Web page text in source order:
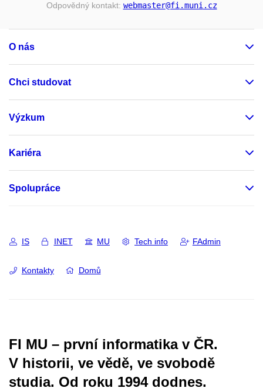
Odpovědný kontakt: webmaster@fi.muni.cz
O nás
Chci studovat
Výzkum
Kariéra
Spolupráce
IS INET MU Tech info FAdmin
Kontakty Domů
FI MU – první informatika v ČR.
V historii, ve vědě, ve svobodě
studia. Od roku 1994 dodnes.